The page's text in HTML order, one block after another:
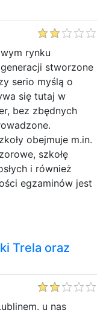
rynku
stworzone
serio myślą o
się tutaj w
bez zbędnych
obejmuje m.in.
szkołę
i również
egzaminów jest
Trela oraz
u nas